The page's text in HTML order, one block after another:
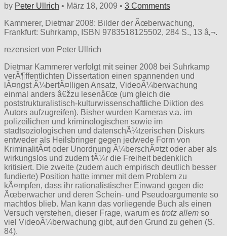
by Peter Ullrich • März 18, 2009 • 3 Comments
Kammerer, Dietmar 2008: Bilder der Ãœberwachung,
Frankfurt: Suhrkamp, ISBN 9783518125502, 284 S., 13 â‚¬.
rezensiert von Peter Ullrich
Dietmar Kammerer verfolgt mit seiner 2008 bei Suhrkamp
verÃ¶ffentlichten Dissertation einen spannenden und
lÃ¤ngst Ã¼berfÃ¤lligen Ansatz, VideoÃ¼berwachung
einmal anders â€žzu lesenâ€œ (um gleich die
poststrukturalistisch-kulturwissenschaftliche Diktion des
Autors aufzugreifen). Bisher wurden Kameras v.a. im
polizeilichen und kriminologischen sowie im
stadtsoziologischen und datenschÃ¼tzerischen Diskurs
entweder als Heilsbringer gegen jedwede Form von
KriminalitÃ¤t oder Unordnung Ã¼berschÃ¤tzt oder aber als
wirkungslos und zudem fÃ¼r die Freiheit bedenklich
kritisiert. Die zweite (zudem auch empirisch deutlich besser
fundierte) Position hatte immer mit dem Problem zu
kÃ¤mpfen, dass ihr rationalistischer Einwand gegen die
Ãœberwacher und deren Schein- und Pseudoargumente so
machtlos blieb. Man kann das vorliegende Buch als einen
Versuch verstehen, dieser Frage, warum es trotz allem so
viel VideoÃ¼berwachung gibt, auf den Grund zu gehen (S.
84).